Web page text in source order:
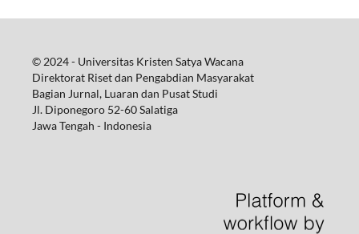
© 2024 - Universitas Kristen Satya Wacana
Direktorat Riset dan Pengabdian Masyarakat
Bagian Jurnal, Luaran dan Pusat Studi
Jl. Diponegoro 52-60 Salatiga
Jawa Tengah - Indonesia